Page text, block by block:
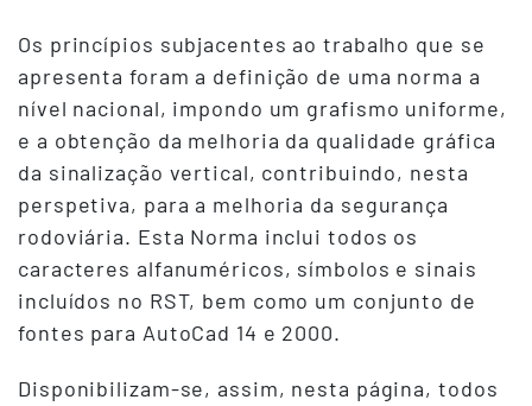
Terceiro
Conteudo
Os princípios subjacentes ao trabalho que se
apresenta foram a definição de uma norma a
nível nacional, impondo um grafismo uniforme,
e a obtenção da melhoria da qualidade gráfica
da sinalização vertical, contribuindo, nesta
perspetiva, para a melhoria da segurança
rodoviária. Esta Norma inclui todos os
caracteres alfanuméricos, símbolos e sinais
incluídos no RST, bem como um conjunto de
fontes para AutoCad 14 e 2000.
Disponibilizam-se, assim, nesta página, todos